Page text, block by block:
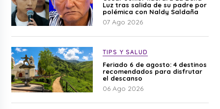
Luz tras salida de su padre por
polémica con Naldy Saldaña
07 Ago 2026
TIPS Y SALUD
Feriado 6 de agosto: 4 destinos
recomendados para disfrutar
el descanso
06 Ago 2026